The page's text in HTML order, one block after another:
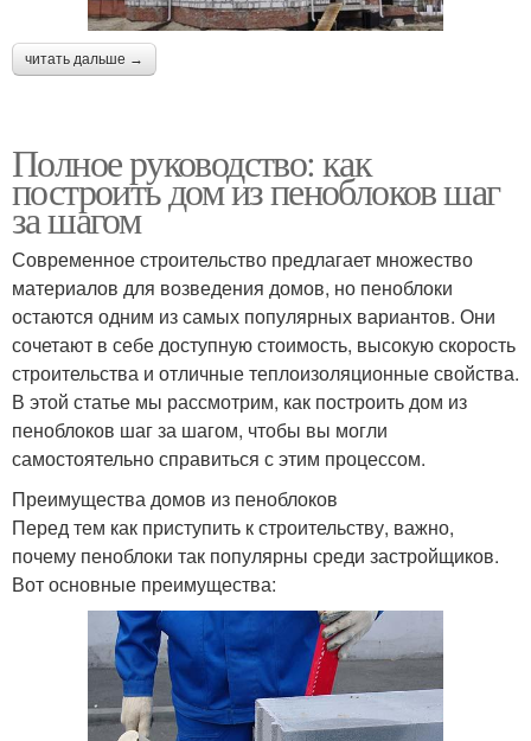
читать дальше →
Полное руководство: как
построить дом из пеноблоков шаг
за шагом
Современное строительство предлагает множество
материалов для возведения домов, но пеноблоки
остаются одним из самых популярных вариантов. Они
сочетают в себе доступную стоимость, высокую скорость
строительства и отличные теплоизоляционные свойства.
В этой статье мы рассмотрим, как построить дом из
пеноблоков шаг за шагом, чтобы вы могли
самостоятельно справиться с этим процессом.
Преимущества домов из пеноблоков
Перед тем как приступить к строительству, важно,
почему пеноблоки так популярны среди застройщиков.
Вот основные преимущества: